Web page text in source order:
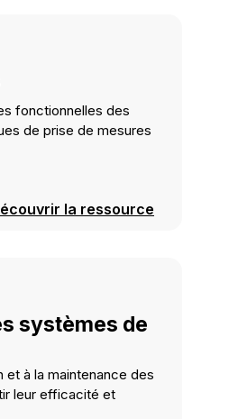
fonctionnelles des
de prise de mesures
la ressource
systèmes de
et à la maintenance des
leur efficacité et